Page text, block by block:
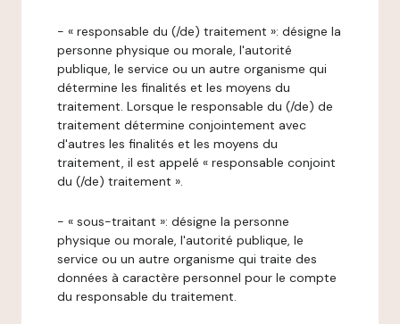
- « responsable du (/de) traitement »: désigne la
personne physique ou morale, l'autorité
publique, le service ou un autre organisme qui
détermine les finalités et les moyens du
traitement. Lorsque le responsable du (/de) de
traitement détermine conjointement avec
d'autres les finalités et les moyens du
traitement, il est appelé « responsable conjoint
du (/de) traitement ».
- « sous-traitant »: désigne la personne
physique ou morale, l'autorité publique, le
service ou un autre organisme qui traite des
données à caractère personnel pour le compte
du responsable du traitement.